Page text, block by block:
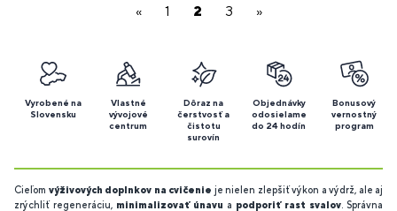
« 1 2 3 »
Vyrobené na
Slovensku
Vlastné
vývojové
centrum
Dôraz na
čerstvosť a
čistotu
surovín
Objednávky
odosielame
do 24 hodín
Bonusový
vernostný
program
Cieľom výživových doplnkov na cvičenie je nielen zlepšiť výkon a výdrž, ale aj
zrýchliť regeneráciu, minimalizovať únavu a podporiť rast svalov . Správna